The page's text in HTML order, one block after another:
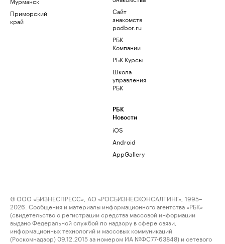
Приморский
край
Сайт
знакомств
podbor.ru
РБК
Компании
РБК Курсы
Школа
управления
РБК
РБК
Новости
iOS
Android
AppGallery
© ООО «БИЗНЕСПРЕСС», АО «РОСБИЗНЕСКОНСАЛТИНГ», 1995–
2026. Сообщения и материалы информационного агентства «РБК»
(свидетельство о регистрации средства массовой информации
выдано Федеральной службой по надзору в сфере связи,
информационных технологий и массовых коммуникаций
(Роскомнадзор) 09.12.2015 за номером ИА №ФС77-63848) и сетевого